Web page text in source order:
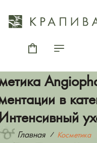
в
Интенсивный
Главная Косметика